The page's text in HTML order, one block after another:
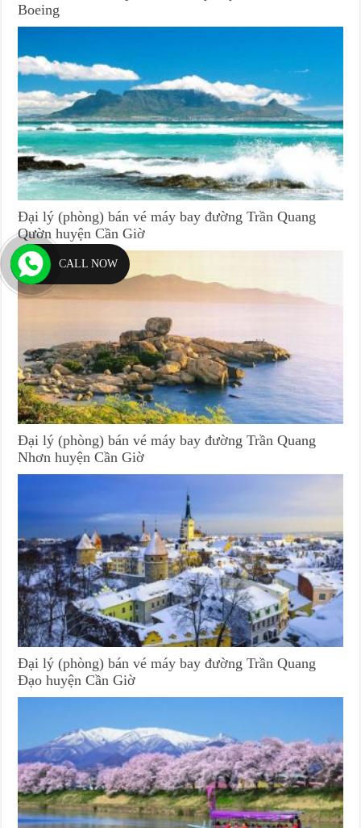
Boeing
Đại lý (phòng) bán vé máy bay đường Trần Quang
Qườn huyện Cần Giờ
Đại lý (phòng) bán vé máy bay đường Trần Quang
Nhơn huyện Cần Giờ
Đại lý (phòng) bán vé máy bay đường Trần Quang
Đạo huyện Cần Giờ
CALL NOW